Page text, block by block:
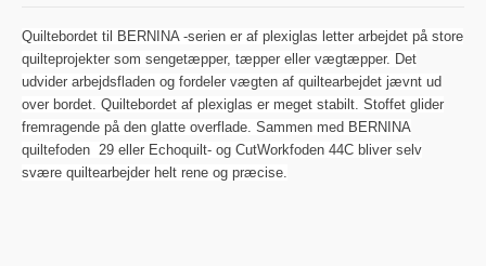
Quiltebordet til BERNINA -serien er af plexiglas letter arbejdet på store
quilteprojekter som sengetæpper, tæpper eller vægtæpper. Det
udvider arbejdsfladen og fordeler vægten af quiltearbejdet jævnt ud
over bordet. Quiltebordet af plexiglas er meget stabilt. Stoffet glider
fremragende på den glatte overflade. Sammen med BERNINA
quiltefoden 29 eller Echoquilt- og CutWorkfoden 44C bliver selv
svære quiltearbejder helt rene og præcise.